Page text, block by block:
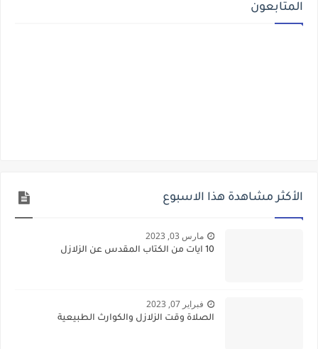
المتابعون
الأكثر مشاهدة هذا الاسبوع
مارس 03, 2023
10 ايات من الكتاب المقدس عن الزلازل
فبراير 07, 2023
الصلاة وقت الزلازل والكوارث الطبيعية